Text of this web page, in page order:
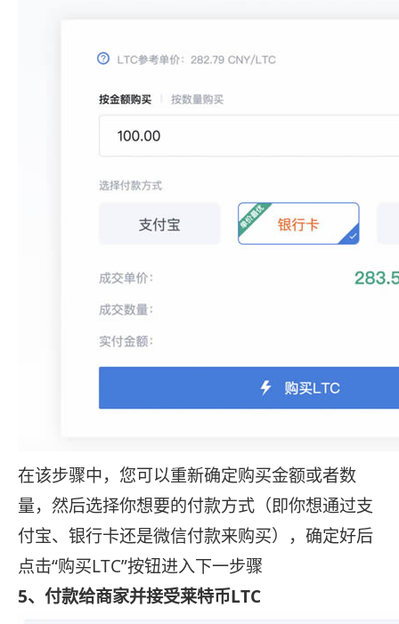
在该步骤中，您可以重新确定购买金额或者数
量，然后选择你想要的付款方式（即你想通过支
付宝、银行卡还是微信付款来购买），确定好后
点击“购买LTC”按钮进入下一步骤
5、付款给商家并接受莱特币LTC